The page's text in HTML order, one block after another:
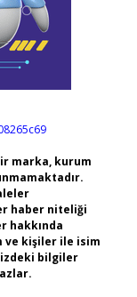
marka, kurum
haber niteliği
hakkında
ve kişiler ile isim
bilgiler